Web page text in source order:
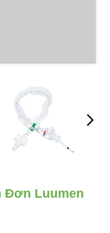
Đơn Luumen